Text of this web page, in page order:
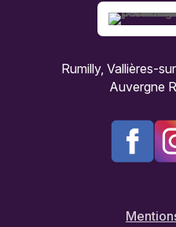
Rumilly, Vallières-
Auvergne